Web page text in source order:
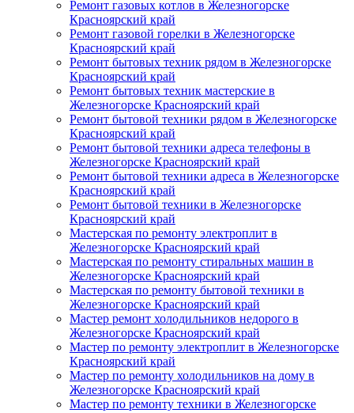
Ремонт газовых котлов в Железногорске
Красноярский край
Ремонт газовой горелки в Железногорске
Красноярский край
Ремонт бытовых техник рядом в Железногорске
Красноярский край
Ремонт бытовых техник мастерские в
Железногорске Красноярский край
Ремонт бытовой техники рядом в Железногорске
Красноярский край
Ремонт бытовой техники адреса телефоны в
Железногорске Красноярский край
Ремонт бытовой техники адреса в Железногорске
Красноярский край
Ремонт бытовой техники в Железногорске
Красноярский край
Мастерская по ремонту электроплит в
Железногорске Красноярский край
Мастерская по ремонту стиральных машин в
Железногорске Красноярский край
Мастерская по ремонту бытовой техники в
Железногорске Красноярский край
Мастер ремонт холодильников недорого в
Железногорске Красноярский край
Мастер по ремонту электроплит в Железногорске
Красноярский край
Мастер по ремонту холодильников на дому в
Железногорске Красноярский край
Мастер по ремонту техники в Железногорске